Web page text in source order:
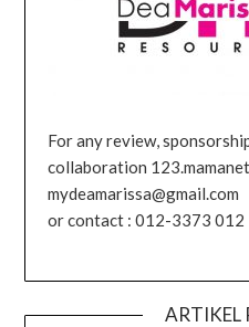
For any review,
collaboration
mydeamarissa@gmail.com
or contact : 012-3373 012
ARTIKEL